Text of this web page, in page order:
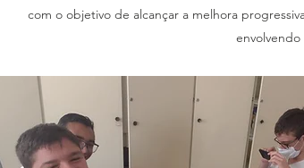
com o objetivo de alcançar a melhora